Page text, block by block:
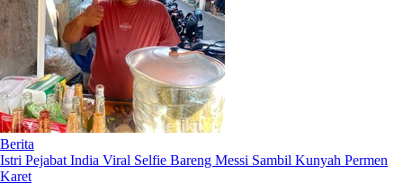
Berita
Istri Pejabat India Viral Selfie Bareng Messi Sambil Kunyah Permen
Karet